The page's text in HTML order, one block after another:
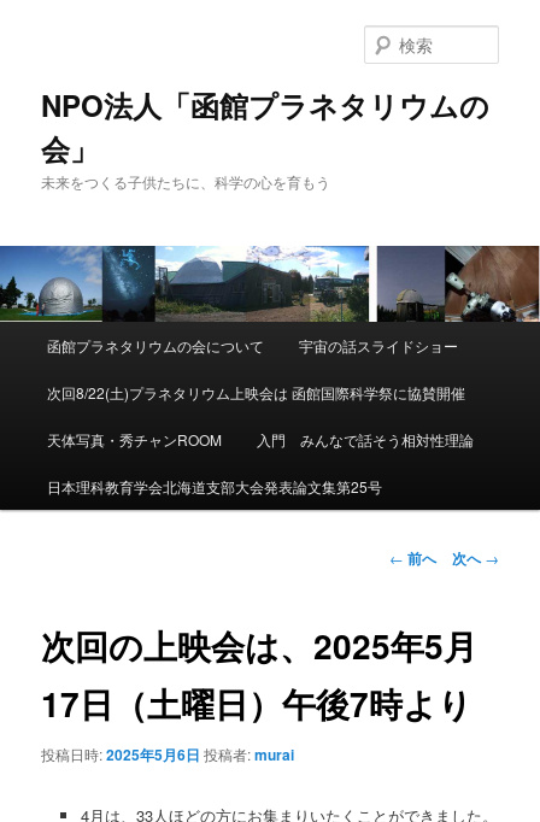
NPO法人「函館プラネタリウムの
会」
未来をつくる子供たちに、科学の心を育もう
索
メ
イ
ン
コ
ン
ツ
へ
移
函館プラネタリウムの会について 宇宙の話スライドショー
次回8/22(土)プラネタリウム上映会は 函館国際科学祭に協賛開催
天体写真・秀チャンROOM 入門 みんなで話そう相対性理論
日本理科教育学会北海道支部大会発表論文集第25号
投
ビ
ゲ
ー
シ
← 前へ 次へ→
次回の上映会は、2025年5月
17日（土曜日）午後7時より
投稿日時:2025年5月6日 投稿者:murai
4月は、33人ほどの方にお集まりいたくことができました。